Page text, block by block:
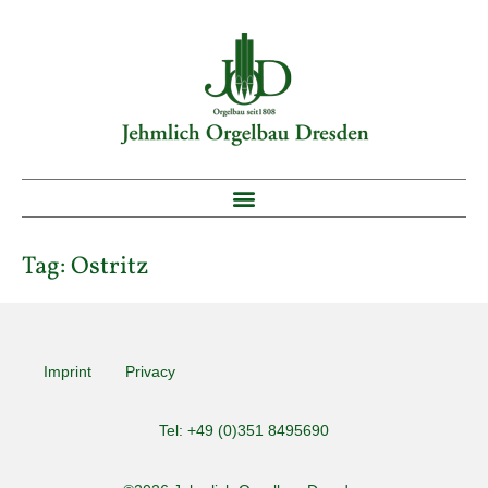
Tag:Ostritz
Imprint Privacy
Tel: +49 (0)351 8495690